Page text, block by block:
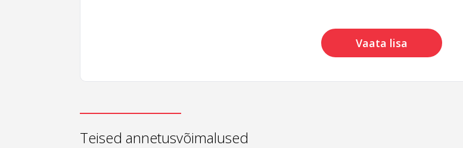
Vaata lisa
Teised annetusvõimalused